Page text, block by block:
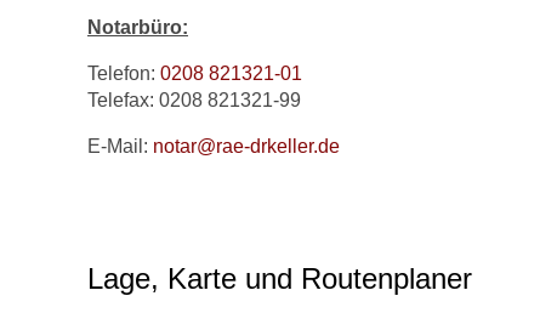
Notarbüro:
Telefon: 0208 821321-01
Telefax: 0208 821321-99
E-Mail: notar@rae-drkeller.de
Lage, Karte und Routenplaner